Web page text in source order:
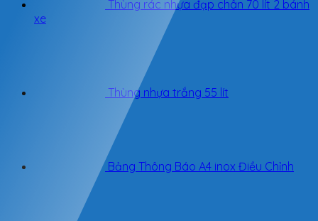
Thùng rác nhựa đạp chân 70 lít 2 bánh
xe
Thùng nhựa trắng 55 lít
Bảng Thông Báo A4 inox Điều Chỉnh